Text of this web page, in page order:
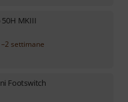
MKIII
settimane
Footswitch